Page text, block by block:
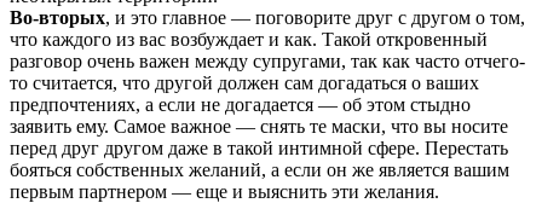
Во-вторых, и это главное — поговорите друг с другом о том,
что каждого из вас возбуждает и как. Такой откровенный
разговор очень важен между супругами, так как часто отчего-
то считается, что другой должен сам догадаться о ваших
предпочтениях, а если не догадается — об этом стыдно
заявить ему. Самое важное — снять те маски, что вы носите
перед друг другом даже в такой интимной сфере. Перестать
бояться собственных желаний, а если он же является вашим
первым партнером — еще и выяснить эти желания.